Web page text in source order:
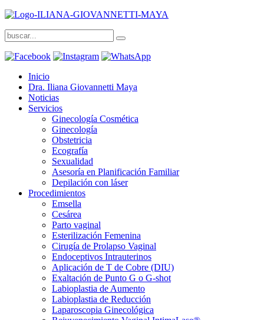
Inicio
Dra. Iliana Giovannetti Maya
Noticias
Servicios
Ginecología Cosmética
Ginecología
Obstetricia
Ecografía
Sexualidad
Asesoría en Planificación Familiar
Depilación con láser
Procedimientos
Emsella
Cesárea
Parto vaginal
Esterilización Femenina
Cirugía de Prolapso Vaginal
Endoceptivos Intrauterinos
Aplicación de T de Cobre (DIU)
Exaltación de Punto G o G-shot
Labioplastia de Aumento
Labioplastia de Reducción
Laparoscopia Ginecológica